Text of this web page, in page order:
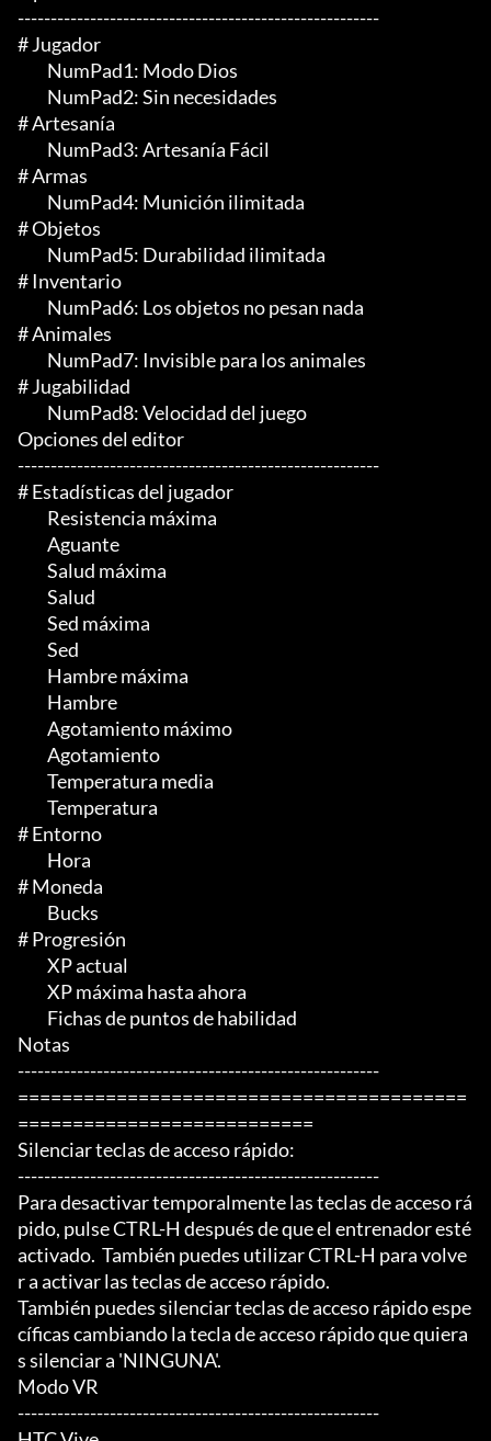
-------------------------------------------------------
# Jugador
# Artesanía
# Armas
# Objetos
# Inventario
# Animales
# Jugabilidad
Opciones del editor
-------------------------------------------------------
# Estadísticas del jugador
# Entorno
# Moneda
# Progresión
Notas
-------------------------------------------------------
=========================================
===========================
Silenciar teclas de acceso rápido:
-------------------------------------------------------
Para desactivar temporalmente las teclas de acceso rá
pido, pulse CTRL-H después de que el entrenador esté
activado.  También puedes utilizar CTRL-H para volve
r a activar las teclas de acceso rápido.
También puedes silenciar teclas de acceso rápido espe
cíficas cambiando la tecla de acceso rápido que quiera
s silenciar a 'NINGUNA'.
Modo VR
-------------------------------------------------------